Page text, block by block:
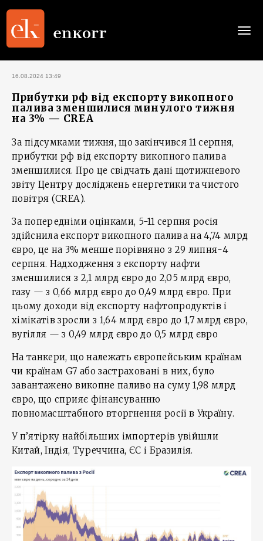
16.08.2024 13:49
Прибутки рф від експорту викопного
палива зменшилися минулого тижня
на 3% — CREA
За підсумками тижня, що закінчився 11 серпня,
прибутки рф від експорту викопного палива
зменшилися. Про це свідчать дані щотижневого
звіту Центру досліджень енергетики та чистого
повітря (CREA).
За попередніми оцінками, 5-11 серпня росія
здійснила експорт викопного палива на 4,74 млрд
євро, це на 3% менше порівняно з 29 липня-4
серпня. Надходження з експорту нафти
зменшилися з 2,1 млрд євро до 2,05 млрд євро,
газу — з 0,66 млрд євро до 0,49 млрд євро. При
цьому доходи від експорту нафтопродуктів і
хімікатів зросли з 1,64 млрд євро до 1,7 млрд євро,
вугілля — з 0,49 млрд євро до 0,5 млрд євро
На танкери, що належать європейським країнам
чи країнам G7 або застраховані в них, було
завантажено викопне паливо на суму 1,98 млрд
євро, що сприяє фінансуванню
повномасштабного вторгнення росії в Україну.
У п’ятірку найбільших імпортерів увійшли
Китай, Індія, Туреччина, ЄС і Бразилія.